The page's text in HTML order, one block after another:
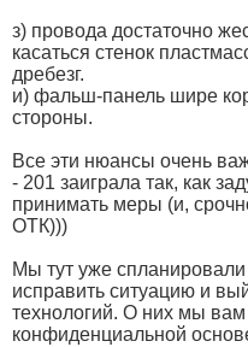
з) провода достаточно
касаться стенок
дребезг.
и) фальш-панель шире
стороны.
Все эти нюансы очень
- 201 заиграла так, как
принимать меры (и,
ОТК)))
Мы тут уже
исправить ситуацию и
технологий. О них мы
конфиденциальной